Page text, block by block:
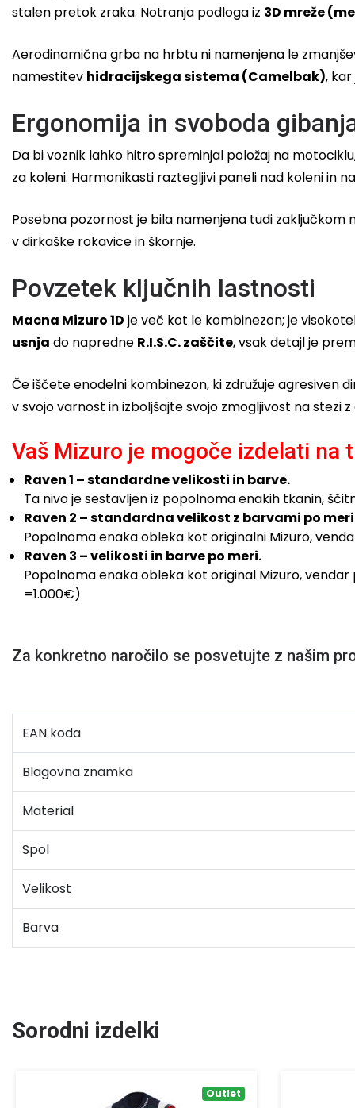
stalen pretok zraka. Notranja podloga iz 3D mreže
Aerodinamična grba na hrbtu ni namenjena le
namestitev hidracijskega sistema (Camelbak),
Ergonomija in svoboda
Da bi voznik lahko hitro spreminjal položaj na
za koleni. Harmonikasti raztegljivi paneli nad koleni in
Posebna pozornost je bila namenjena tudi zaključkom
v dirkaške rokavice in škornje.
Povzetek ključnih lastnosti
Macna Mizuro 1D je več kot le kombinezon; je
usnja do napredne R.I.S.C. zaščite, vsak detajl je
Če iščete enodelni kombinezon, ki združuje agresiven
v svojo varnost in izboljšajte svojo zmogljivost na stezi
Vaš Mizuro je mogoče izdelati na
Raven 1 – standardne velikosti in barve.
Ta nivo je sestavljen iz popolnoma enakih tkanin,
Raven 2 – standardna velikost z barvami po
Popolnoma enaka obleka kot originalni Mizuro,
Raven 3 – velikosti in barve po meri.
Popolnoma enaka obleka kot original Mizuro,
=1.000€)
Za konkretno naročilo se posvetujte z našim
EAN koda
Blagovna znamka
Material
Spol
Velikost
Barva
Sorodni izdelki
Outlet